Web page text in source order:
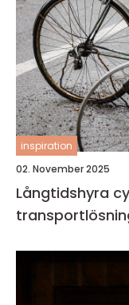
inspiration
02. November 2025
Långtidshyra